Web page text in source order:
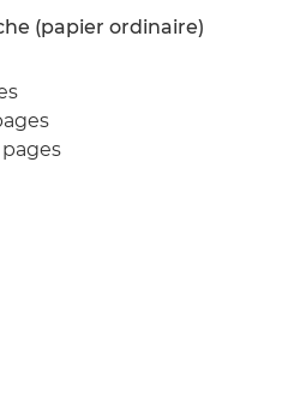
(papier ordinaire)